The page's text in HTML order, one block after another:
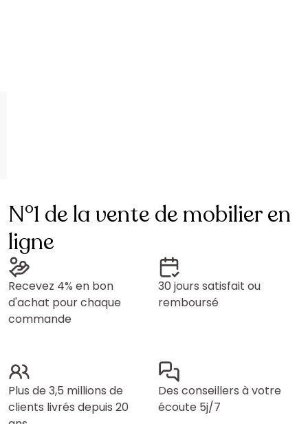
N°1 de la vente de mobilier en
ligne
Recevez 4% en bon
d'achat pour chaque
commande
30 jours satisfait ou
remboursé
Plus de 3,5 millions de
clients livrés depuis 20
Des conseillers à votre
écoute 5j/7